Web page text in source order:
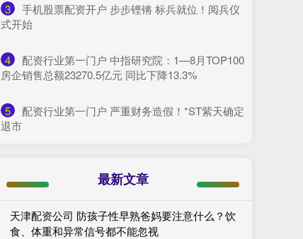
3
​手机股票配资开户 步步铿锵 标兵就位！阅兵仪
式开始
4
​配资行业第一门户 中指研究院：1—8月TOP100
房企销售总额23270.5亿元 同比下降13.3%
5
​配资行业第一门户 严重财务造假！*ST紫天确定
退市
最新文章
天津配资公司 防孩子性早熟爸妈要注意什么？饮
食、体重和异常信号都不能忽视